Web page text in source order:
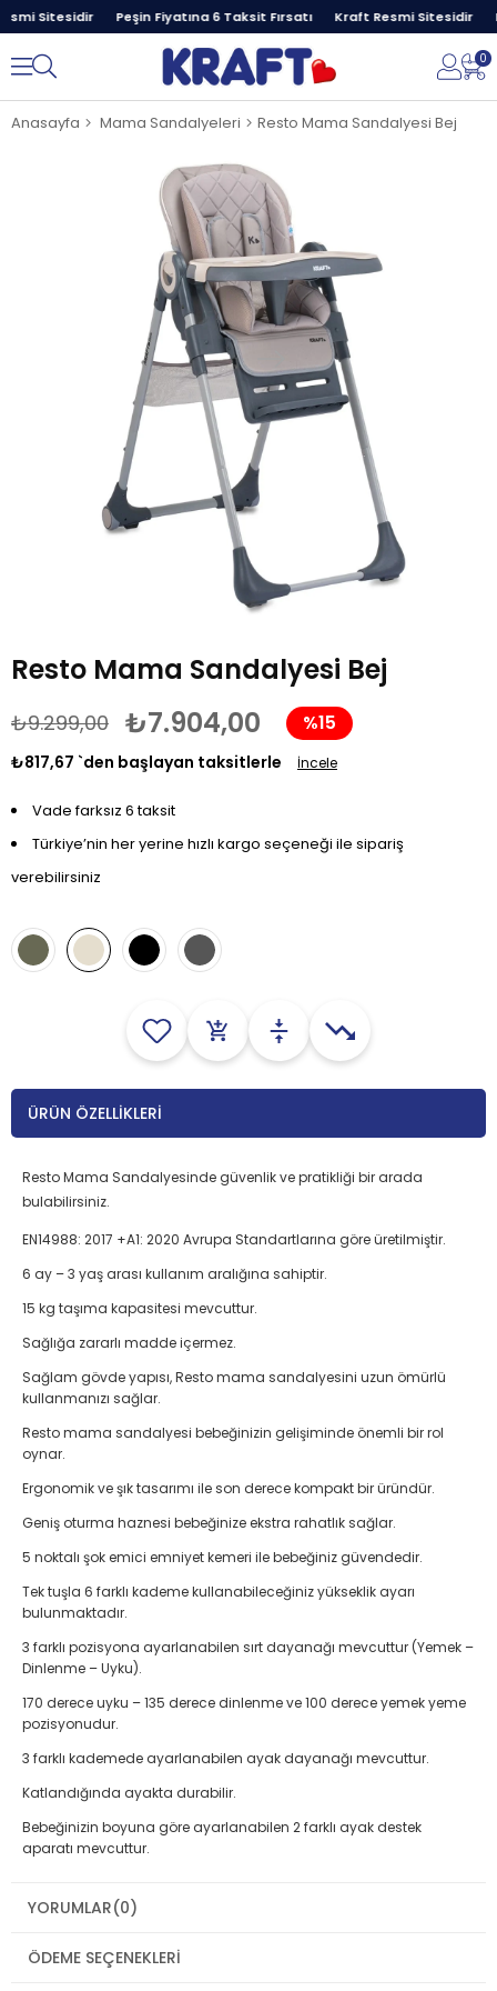
Sitesidir Peşin Fiyatına 6 Taksit Fırsatı Kraft Resmi Sitesidir
0
Anasayfa Mama Sandalyeleri Resto Mama Sandalyesi Bej
Resto Mama Sandalyesi Bej
₺9.299,00 ₺7.904,00 %15
İndirim
₺817,67 `den başlayan taksitlerle İncele
Vade farksız 6 taksit
Türkiye’nin her yerine hızlı kargo seçeneği ile sipariş
verebilirsiniz
ÜRÜN ÖZELLIKLERI
Resto Mama Sandalyesinde güvenlik ve pratikliği bir arada
bulabilirsiniz.
EN14988: 2017 +A1: 2020 Avrupa Standartlarına göre üretilmiştir.
6 ay – 3 yaş arası kullanım aralığına sahiptir.
15 kg taşıma kapasitesi mevcuttur.
Sağlığa zararlı madde içermez.
Sağlam gövde yapısı, Resto mama sandalyesini uzun ömürlü
kullanmanızı sağlar.
Resto mama sandalyesi bebeğinizin gelişiminde önemli bir rol
oynar.
Ergonomik ve şık tasarımı ile son derece kompakt bir üründür.
Geniş oturma haznesi bebeğinize ekstra rahatlık sağlar.
5 noktalı şok emici emniyet kemeri ile bebeğiniz güvendedir.
Tek tuşla 6 farklı kademe kullanabileceğiniz yükseklik ayarı
bulunmaktadır.
3 farklı pozisyona ayarlanabilen sırt dayanağı mevcuttur (Yemek –
Dinlenme – Uyku).
170 derece uyku – 135 derece dinlenme ve 100 derece yemek yeme
pozisyonudur.
3 farklı kademede ayarlanabilen ayak dayanağı mevcuttur.
Katlandığında ayakta durabilir.
Bebeğinizin boyuna göre ayarlanabilen 2 farklı ayak destek
aparatı mevcuttur.
Üründe bulaşık makinesinde yıkayabileceğiniz ekstra tepsi
Ürünün tepsisinde bebeğinizin kaymasını engelleyecek özel aparat
YORUMLAR(0)
ÖDEME SEÇENEKLERI